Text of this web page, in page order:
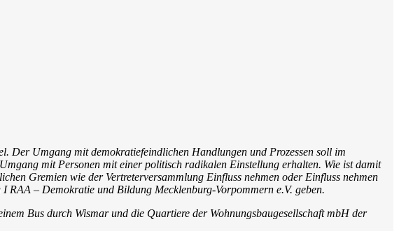
Der Umgang mit demokratiefeindlichen Handlungen und Prozessen soll im
mit Personen mit einer politisch radikalen Einstellung erhalten. Wie ist damit
Gremien wie der Vertreterversammlung Einfluss nehmen oder Einfluss nehmen
– Demokratie und Bildung Mecklenburg-Vorpommern e.V. geben.
Bus durch Wismar und die Quartiere der Wohnungsbaugesellschaft mbH der